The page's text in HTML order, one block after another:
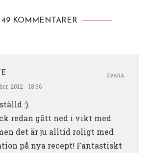
49 KOMMENTARER
2012 - 18:36
:).
redan gått ned i vikt med
det är ju alltid roligt med
på nya recept! Fantastiskt
SVARA